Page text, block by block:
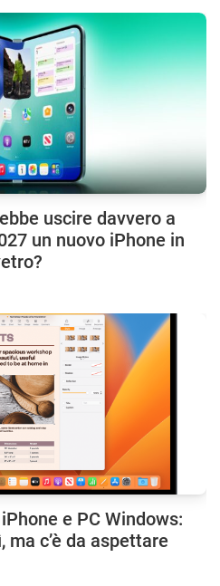
uscire davvero a
un nuovo iPhone in
e PC Windows:
ma c’è da aspettare